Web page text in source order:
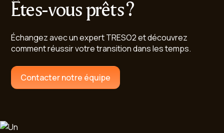
Êtes-vous prêts ?
Échangez avec un expert TRESO2 et découvrez
comment réussir votre transition dans les temps.
Contacter notre équipe